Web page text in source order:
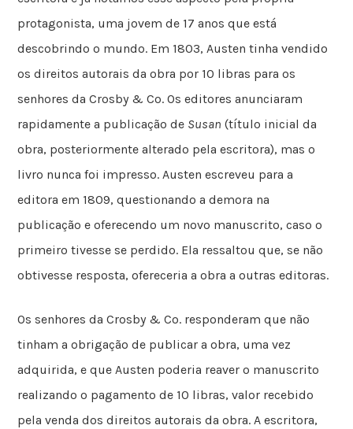
protagonista, uma jovem de 17 anos que está
descobrindo o mundo. Em 1803, Austen tinha vendido
os direitos autorais da obra por 10 libras para os
senhores da Crosby & Co. Os editores anunciaram
rapidamente a publicação de Susan (título inicial da
obra, posteriormente alterado pela escritora), mas o
livro nunca foi impresso. Austen escreveu para a
editora em 1809, questionando a demora na
publicação e oferecendo um novo manuscrito, caso o
primeiro tivesse se perdido. Ela ressaltou que, se não
obtivesse resposta, ofereceria a obra a outras editoras.
Os senhores da Crosby & Co. responderam que não
tinham a obrigação de publicar a obra, uma vez
adquirida, e que Austen poderia reaver o manuscrito
realizando o pagamento de 10 libras, valor recebido
pela venda dos direitos autorais da obra. A escritora,